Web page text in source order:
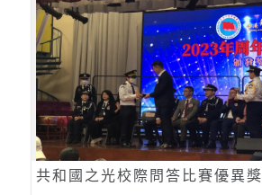
共和國之光校際問答比賽優異獎